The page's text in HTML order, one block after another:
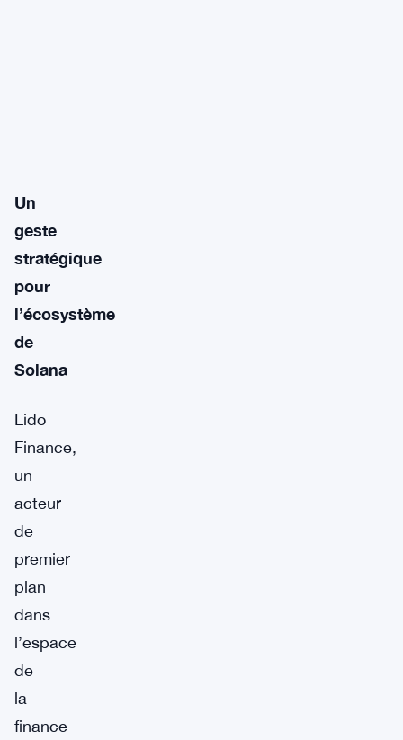
Un
geste
stratégique
pour
l’écosystème
de
Solana
Lido
Finance,
un
acteur
de
premier
plan
dans
l’espace
de
la
finance